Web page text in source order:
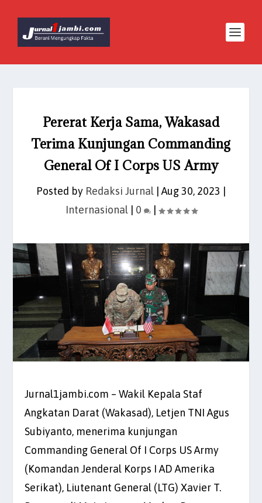
Pererat Kerja Sama, Wakasad
Terima Kunjungan Commanding
General Of I Corps US Army
Posted by Redaksi Jurnal Aug 30, 2023
Internasional| 0 |
Jurnal1jambi.com – Wakil Kepala Staf
Angkatan Darat (Wakasad), Letjen TNI Agus
Subiyanto, menerima kunjungan
Commanding General Of I Corps US Army
(Komandan Jenderal Korps I AD Amerika
Serikat), Liutenant General (LTG) Xavier T.